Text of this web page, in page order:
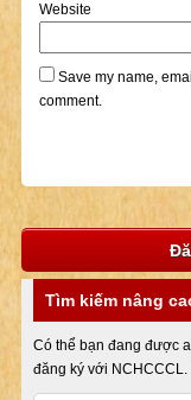
Website
Save my name,
comment.
Tìm kiếm nâng
Có thể bạn đang được
đăng ký với NCHCCCL.